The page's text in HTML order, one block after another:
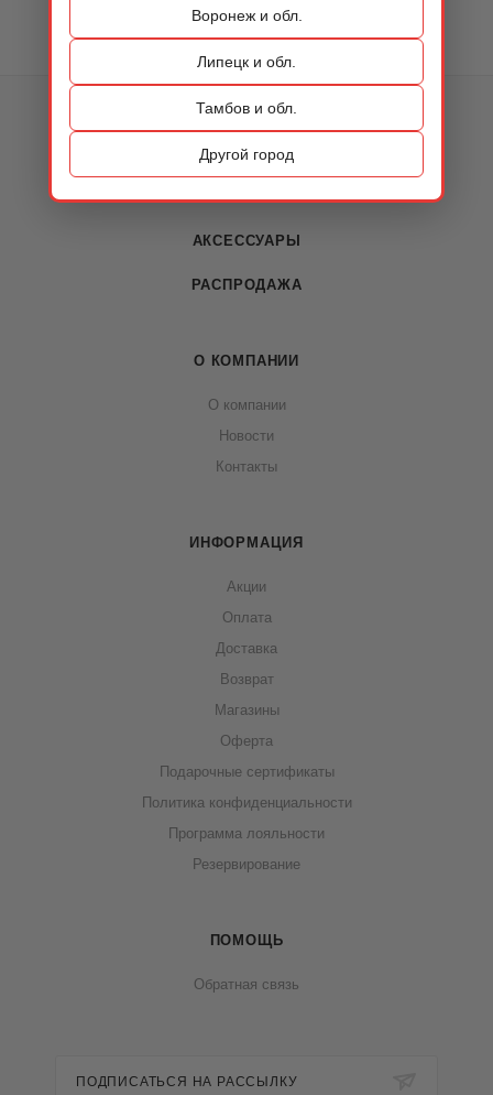
Воронеж и обл.
Липецк и обл.
Тамбов и обл.
Другой город
КАТАЛОГ
ОБУВЬ
СУМКИ
АКСЕССУАРЫ
РАСПРОДАЖА
О КОМПАНИИ
О компании
Новости
Контакты
ИНФОРМАЦИЯ
Акции
Оплата
Доставка
Возврат
Магазины
Оферта
Подарочные сертификаты
Политика конфиденциальности
Программа лояльности
Резервирование
ПОМОЩЬ
Обратная связь
ПОДПИСАТЬСЯ НА РАССЫЛКУ